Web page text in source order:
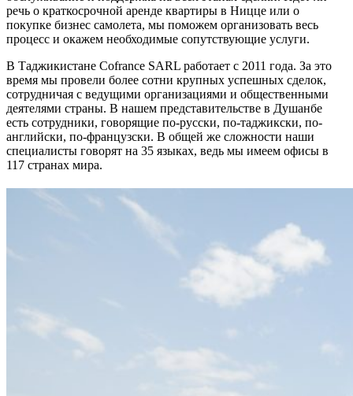
речь о краткосрочной аренде квартиры в Ницце или о
покупке бизнес самолета, мы поможем организовать весь
процесс и окажем необходимые сопутствующие услуги.
В Таджикистане Cofrance SARL работает с 2011 года. За это
время мы провели более сотни крупных успешных сделок,
сотрудничая с ведущими организациями и общественными
деятелями страны. В нашем представительстве в Душанбе
есть сотрудники, говорящие по-русски, по-таджикски, по-
английски, по-французски. В общей же сложности наши
специалисты говорят на 35 языках, ведь мы имеем офисы в
117 странах мира.